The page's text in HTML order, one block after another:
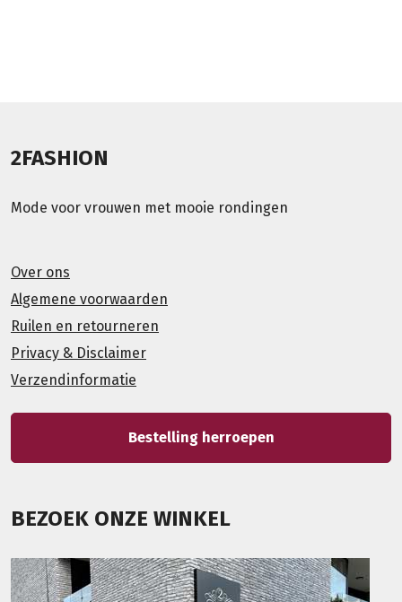
2FASHION
Mode voor vrouwen met mooie rondingen
Over ons
Algemene voorwaarden
Ruilen en retourneren
Privacy & Disclaimer
Verzendinformatie
Bestelling herroepen
BEZOEK ONZE WINKEL